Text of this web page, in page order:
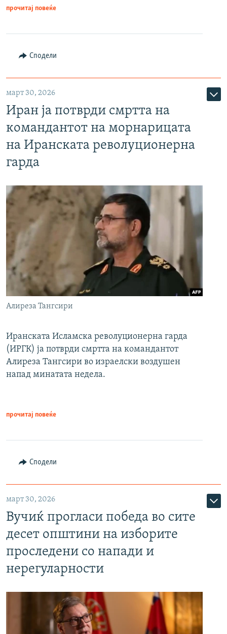
прочитај повеќе
Сподели
март 30, 2026
Иран ја потврди смртта на
командантот на морнарицата
на Иранската револуционерна
гарда
Алиреза Тангсири
Иранската Исламска револуционерна гарда
(ИРГК) ја потврди смртта на командантот
Алиреза Тангсири во израелски воздушен
напад минатата недела.
прочитај повеќе
Сподели
март 30, 2026
Вучиќ прогласи победа во сите
десет општини на изборите
проследени со напади и
нерегуларности